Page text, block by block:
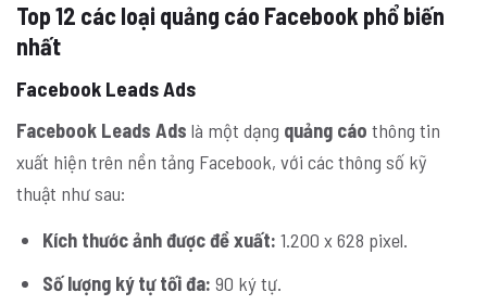
Top 12 các loại quảng cáo Facebook phổ biến
nhất
Facebook Leads Ads
Facebook Leads Ads là một dạng quảng cáo thông tin
xuất hiện trên nền tảng Facebook, với các thông số kỹ
thuật như sau:
Kích thước ảnh được đề xuất: 1.200 x 628 pixel.
Số lượng ký tự tối đa: 90 ký tự.